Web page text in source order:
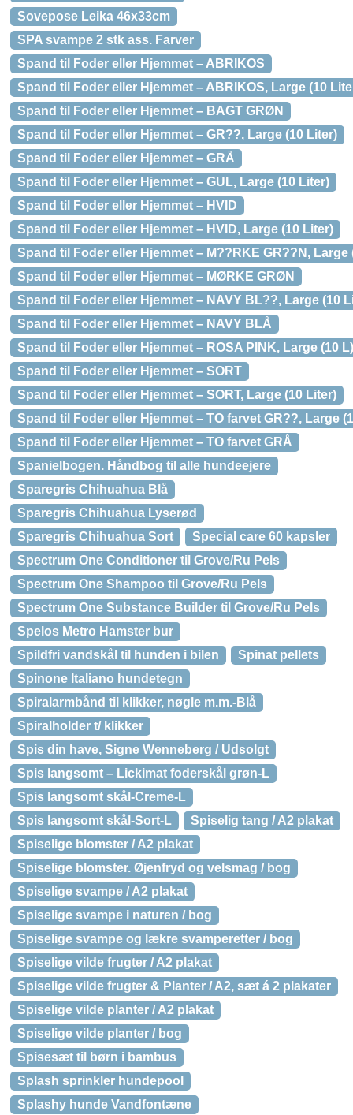
Sovepose Leika 46x33cm
SPA svampe 2 stk ass. Farver
Spand til Foder eller Hjemmet – ABRIKOS
Spand til Foder eller Hjemmet – ABRIKOS, Large (10
Spand til Foder eller Hjemmet – BAGT GRØN
Spand til Foder eller Hjemmet – GR??, Large (10 Liter)
Spand til Foder eller Hjemmet – GRÅ
Spand til Foder eller Hjemmet – GUL, Large (10 Liter)
Spand til Foder eller Hjemmet – HVID
Spand til Foder eller Hjemmet – HVID, Large (10 Liter)
Spand til Foder eller Hjemmet – M??RKE GR??N, Large
Spand til Foder eller Hjemmet – MØRKE GRØN
Spand til Foder eller Hjemmet – NAVY BL??, Large (10
Spand til Foder eller Hjemmet – NAVY BLÅ
Spand til Foder eller Hjemmet – ROSA PINK, Large (10 L)
Spand til Foder eller Hjemmet – SORT
Spand til Foder eller Hjemmet – SORT, Large (10 Liter)
Spand til Foder eller Hjemmet – TO farvet GR??, Large
Spand til Foder eller Hjemmet – TO farvet GRÅ
Spanielbogen. Håndbog til alle hundeejere
Sparegris Chihuahua Blå
Sparegris Chihuahua Lyserød
Sparegris Chihuahua Sort
Special care 60 kapsler
Spectrum One Conditioner til Grove/Ru Pels
Spectrum One Shampoo til Grove/Ru Pels
Spectrum One Substance Builder til Grove/Ru Pels
Spelos Metro Hamster bur
Spildfri vandskål til hunden i bilen
Spinat pellets
Spinone Italiano hundetegn
Spiralarmbånd til klikker, nøgle m.m.-Blå
Spiralholder t/ klikker
Spis din have, Signe Wenneberg / Udsolgt
Spis langsomt – Lickimat foderskål grøn-L
Spis langsomt skål-Creme-L
Spis langsomt skål-Sort-L
Spiselig tang / A2 plakat
Spiselige blomster / A2 plakat
Spiselige blomster. Øjenfryd og velsmag / bog
Spiselige svampe / A2 plakat
Spiselige svampe i naturen / bog
Spiselige svampe og lækre svamperetter / bog
Spiselige vilde frugter / A2 plakat
Spiselige vilde frugter & Planter / A2, sæt á 2 plakater
Spiselige vilde planter / A2 plakat
Spiselige vilde planter / bog
Spisesæt til børn i bambus
Splash sprinkler hundepool
Splashy hunde Vandfontæne